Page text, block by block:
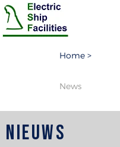
Home >
News
nieuws